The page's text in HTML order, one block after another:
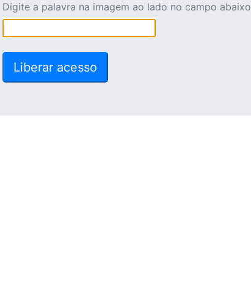
Digite a palavra na imagem ao lado no campo abaixo